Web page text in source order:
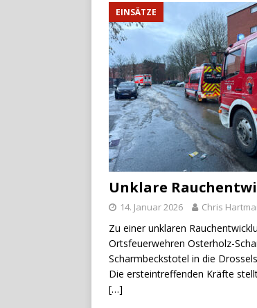
EINSÄTZE
Unklare
14. Januar 2026 Chris
Zu einer unklaren
Ortsfeuerwehren Osterholz-
Scharmbeckstotel in die
Die ersteintreffenden Kräfte
[…]